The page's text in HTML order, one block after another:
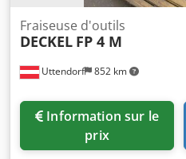
Uttendorf 852 km
Fraiseuse d'outils
DECKEL FP 4 M
prix